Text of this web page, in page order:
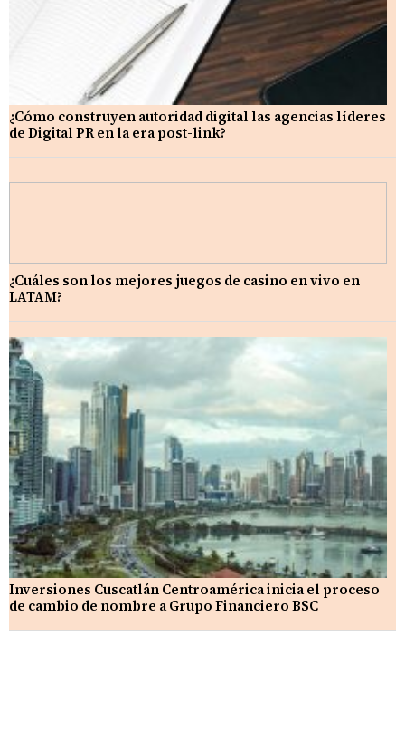
¿Cómo construyen autoridad digital las agencias líderes
de Digital PR en la era post-link?
¿Cuáles son los mejores juegos de casino en vivo en
LATAM?
Inversiones Cuscatlán Centroamérica inicia el proceso
de cambio de nombre a Grupo Financiero BSC